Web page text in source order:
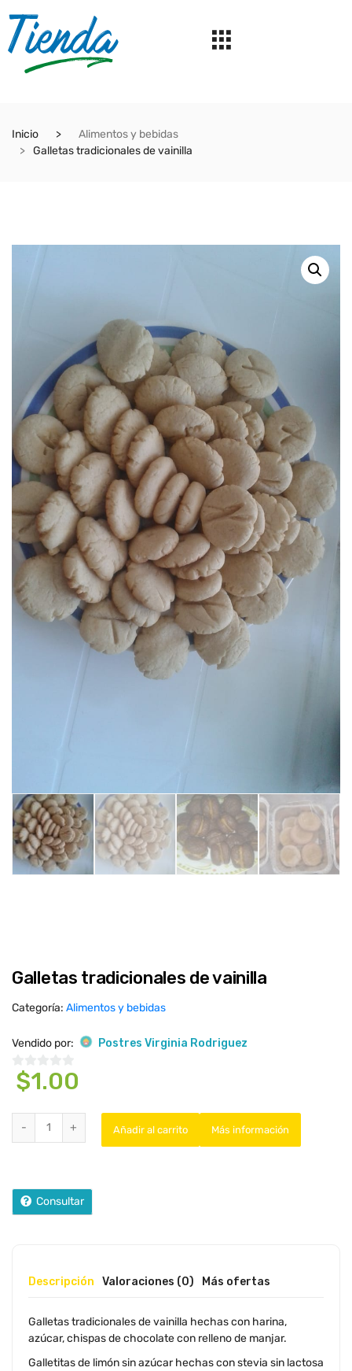
Inicio
Alimentos y bebidas
Galletas tradicionales de vainilla
Galletas tradicionales de vainilla
Categoría: Alimentos y bebidas
Vendido por: Postres Virginia Rodriguez
e
$1.00
Añadir al carrito Más información
Consultar
Descripción Valoraciones (0) Más ofertas
Galletas tradicionales de vainilla hechas con harina,
azúcar, chispas de chocolate con relleno de manjar.
Galletitas de limón sin azúcar hechas con stevia sin lactosa